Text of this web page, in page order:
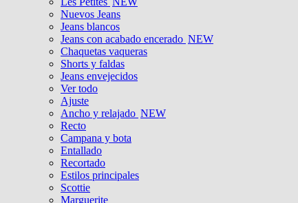
Nuevos Jeans
Jeans blancos
Jeans con acabado encerado NEW
Chaquetas vaqueras
Shorts y faldas
Jeans envejecidos
Ver todo
Ajuste
Ancho y relajado NEW
Recto
Campana y bota
Entallado
Recortado
Estilos principales
Scottie
Marguerite